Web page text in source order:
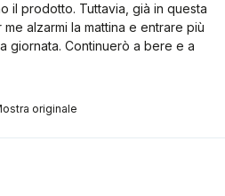
originale
il prodotto. Tuttavia, già in questa
alzarmi la mattina e entrare più
giornata. Continuerò a bere e a